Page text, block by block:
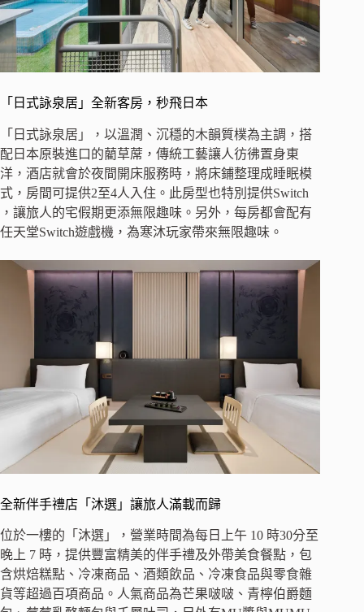
「日式詠泉居」全新客房，秒飛日本
「日式詠泉居」，以溫潤、沉穩的木韻質樸為主調，搭
配日本原裝進口的藺草蓆，傳統工藝讓人彷彿置身東
洋，酒店就會於夜間開床服務時，將床鋪整理成睡眠模
式，房間可提供2至4人入住。此房型也特別提供Switch
，讓旅人的宅假期更添無限趣味。另外，每房都會配有
任天堂Switch遊戲機，為寒沐玩家帶來無限趣味。
全新伴手禮店「沐選」讓旅人滿載而歸
位於一樓的「沐選」，營業時間為每日上午 10 時30分至
晚上 7 時，提供豐富精美的伴手禮及外帶美食餐點，包
含烘焙糕點、冷凍商品、酒類飲品、冷凍食品與零食雜
貨等超過百項商品。人氣商品為芒果啵啵、青檸伯爵麵